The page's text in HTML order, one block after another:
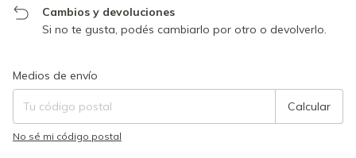
Cambios y devoluciones
Si no te gusta, podés cambiarlo por otro o devolverlo.
Entregas para el CP:
Medios de envío
Calcular
No sé mi código postal